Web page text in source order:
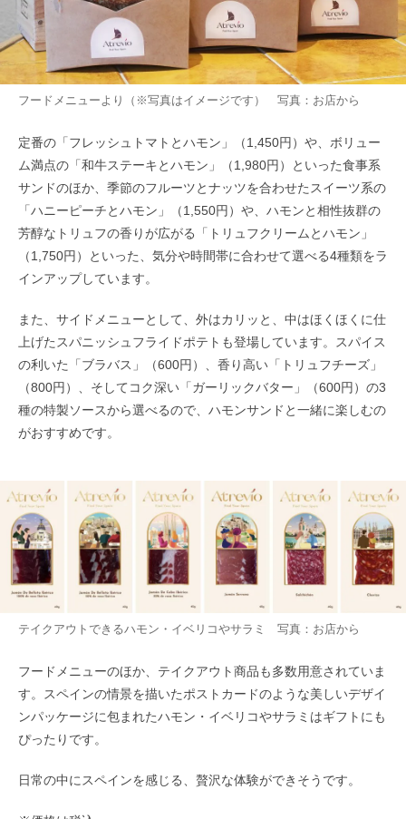
フードメニューより（※写真はイメージです） 写真：お店から
定番の「フレッシュトマトとハモン」（1,450円）や、ボリュー
ム満点の「和牛ステーキとハモン」（1,980円）といった食事系
サンドのほか、季節のフルーツとナッツを合わせたスイーツ系の
「ハニーピーチとハモン」（1,550円）や、ハモンと相性抜群の
芳醇なトリュフの香りが広がる「トリュフクリームとハモン」
（1,750円）といった、気分や時間帯に合わせて選べる4種類をラ
インアップしています。
また、サイドメニューとして、外はカリッと、中はほくほくに仕
上げたスパニッシュフライドポテトも登場しています。スパイス
の利いた「ブラバス」（600円）、香り高い「トリュフチーズ」
（800円）、そしてコク深い「ガーリックバター」（600円）の3
種の特製ソースから選べるので、ハモンサンドと一緒に楽しむの
がおすすめです。
テイクアウトできるハモン・イベリコやサラミ 写真：お店から
フードメニューのほか、テイクアウト商品も多数用意されていま
す。スペインの情景を描いたポストカードのような美しいデザイ
ンパッケージに包まれたハモン・イベリコやサラミはギフトにも
ぴったりです。
日常の中にスペインを感じる、贅沢な体験ができそうです。